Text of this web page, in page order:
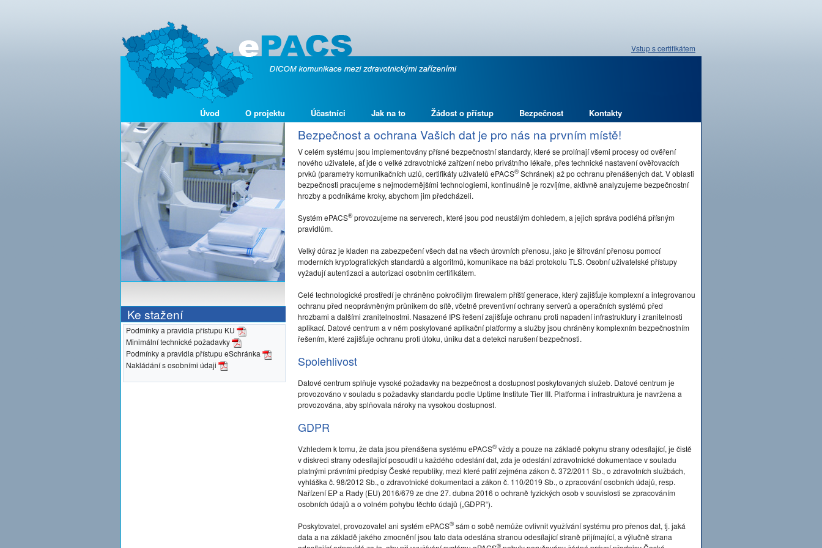
Vstup s certifikátem
Úvod O projektu Účastníci Jak na to Žádost o přístup Bezpečnost Kontakty
Ke stažení
Podmínky a pravidla přístupu KU
Minimální technické požadavky
Podmínky a pravidla přístupu eSchránka
Nakládání s osobními údaji
Bezpečnost a ochrana Vašich dat je pro nás na prvním místě!
V celém systému jsou implementovány přísné bezpečnostní standardy, které se prolínají všemi procesy od ověření
nového uživatele, ať jde o velké zdravotnické zařízení nebo privátního lékaře, přes technické nastavení ověřovacích
prvků (parametry komunikačních uzlů, certifikáty uživatelů ePACS®Schránek) až po ochranu přenášených dat. V oblasti
bezpečnosti pracujeme s nejmodernějšími technologiemi, kontinuálně je rozvíjíme, aktivně analyzujeme bezpečnostní
hrozby a podnikáme kroky, abychom jim předcházeli.
Systém ePACS®provozujeme na serverech, které jsou pod neustálým dohledem, a jejich správa podléhá přísným
pravidlům.
Velký důraz je kladen na zabezpečení všech dat na všech úrovních přenosu, jako je šifrování přenosu pomocí
moderních kryptografických standardů a algoritmů, komunikace na bázi protokolu TLS. Osobní uživatelské přístupy
vyžadují autentizaci a autorizaci osobním certifikátem.
Celé technologické prostředí je chráněno pokročilým firewalem příští generace, který zajišťuje komplexní a integrovanou
ochranu před neoprávněným průnikem do sítě, včetně preventivní ochrany serverů a operačních systémů před
hrozbami a dalšími zranitelnostmi. Nasazené IPS řešení zajišťuje ochranu proti napadení infrastruktury i zranitelnosti
aplikací. Datové centrum a v něm poskytované aplikační platformy a služby jsou chráněny komplexním bezpečnostním
řešením, které zajišťuje ochranu proti útoku, úniku dat a detekci narušení bezpečnosti.
Spolehlivost
Datové centrum splňuje vysoké požadavky na bezpečnost a dostupnost poskytovaných služeb. Datové centrum je
provozováno v souladu s požadavky standardu podle Uptime Institute Tier III. Platforma i infrastruktura je navržena a
provozována, aby splňovala nároky na vysokou dostupnost.
GDPR
Vzhledem k tomu, že data jsou přenášena systému ePACS®vždy a pouze na základě pokynu strany odesílající, je čistě
v diskreci strany odesílající posoudit u každého odeslání dat, zda je odeslání zdravotnické dokumentace v souladu
platnými právními předpisy České republiky, mezi které patří zejména zákon č. 372/2011 Sb., o zdravotních službách,
vyhláška č. 98/2012 Sb., o zdravotnické dokumentaci a zákon č. 110/2019 Sb., o zpracování osobních údajů, resp.
Nařízení EP a Rady (EU) 2016/679 ze dne 27. dubna 2016 o ochraně fyzických osob v souvislosti se zpracováním
osobních údajů a o volném pohybu těchto údajů („GDPR“).
Poskytovatel, provozovatel ani systém ePACS®sám o sobě nemůže ovlivnit využívání systému pro přenos dat, tj. jaká
data a na základě jakého zmocnění jsou tato data odeslána stranou odesílající straně přijímající, a výlučně strana
®